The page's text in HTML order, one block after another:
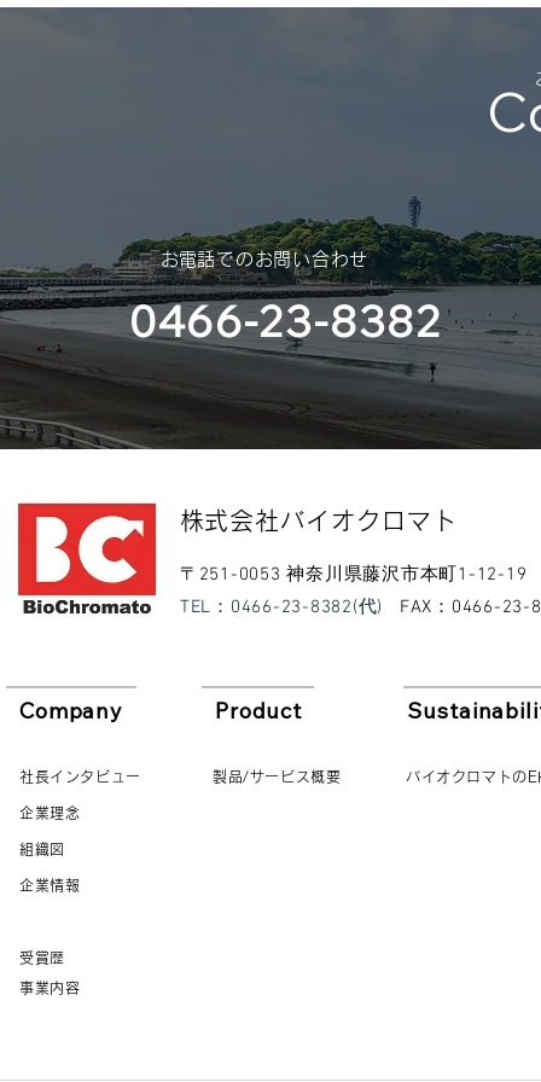
勝手ではございますが、年末年始
（神奈川
​お電話でのお問い合わせ
0466-23-8382
​株式会社バイオクロマト​
​〒251-0053 神奈川県藤沢市本町1-12-19
​TEL：0466-23-8382(代)
​FAX：0466-23-
Company
社長インタビュー
企業理念
組織図
企業情報
受賞歴
Product
製品/サービス概要
事業内容
バイオクロマトの